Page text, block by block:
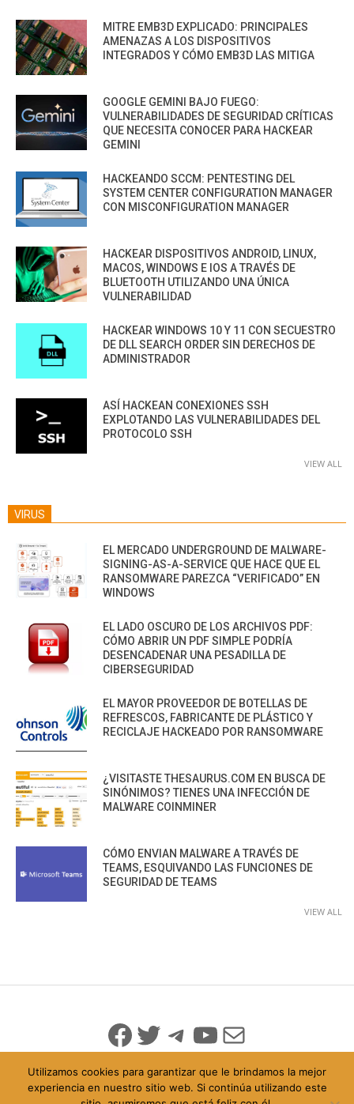
MITRE EMB3D EXPLICADO: PRINCIPALES
AMENAZAS A LOS DISPOSITIVOS
INTEGRADOS Y CÓMO EMB3D LAS MITIGA
GOOGLE GEMINI BAJO FUEGO:
VULNERABILIDADES DE SEGURIDAD CRÍTICAS
QUE NECESITA CONOCER PARA HACKEAR
GEMINI
HACKEANDO SCCM: PENTESTING DEL
SYSTEM CENTER CONFIGURATION MANAGER
CON MISCONFIGURATION MANAGER
HACKEAR DISPOSITIVOS ANDROID, LINUX,
MACOS, WINDOWS E IOS A TRAVÉS DE
BLUETOOTH UTILIZANDO UNA ÚNICA
VULNERABILIDAD
HACKEAR WINDOWS 10 Y 11 CON SECUESTRO
DE DLL SEARCH ORDER SIN DERECHOS DE
ADMINISTRADOR
ASÍ HACKEAN CONEXIONES SSH
EXPLOTANDO LAS VULNERABILIDADES DEL
PROTOCOLO SSH
VIEW ALL
VIRUS
EL MERCADO UNDERGROUND DE MALWARE-
SIGNING-AS-A-SERVICE QUE HACE QUE EL
RANSOMWARE PAREZCA “VERIFICADO” EN
WINDOWS
EL LADO OSCURO DE LOS ARCHIVOS PDF:
CÓMO ABRIR UN PDF SIMPLE PODRÍA
DESENCADENAR UNA PESADILLA DE
CIBERSEGURIDAD
EL MAYOR PROVEEDOR DE BOTELLAS DE
REFRESCOS, FABRICANTE DE PLÁSTICO Y
RECICLAJE HACKEADO POR RANSOMWARE
¿VISITASTE THESAURUS.COM EN BUSCA DE
SINÓNIMOS? TIENES UNA INFECCIÓN DE
MALWARE COINMINER
CÓMO ENVIAN MALWARE A TRAVÉS DE
TEAMS, ESQUIVANDO LAS FUNCIONES DE
SEGURIDAD DE TEAMS
VIEW ALL
Facebook
Twitter
Telegram
YouTube
Mail
Utilizamos cookies para garantizar que le brindamos la mejor
experiencia en nuestro sitio web. Si continúa utilizando este